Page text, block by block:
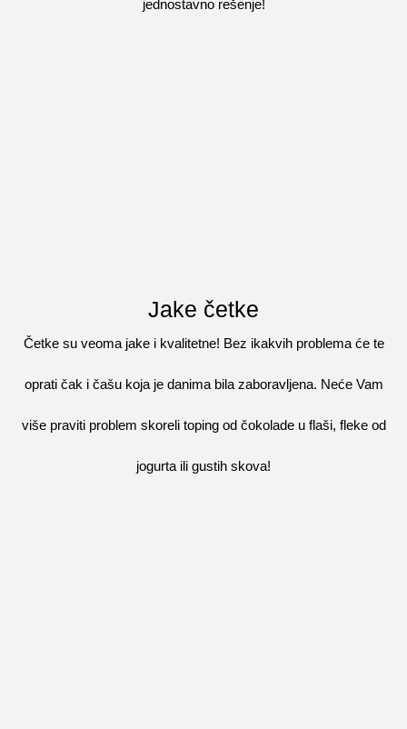
jednostavno rešenje!
Jake četke
Četke su veoma jake i kvalitetne! Bez ikakvih problema će te
oprati čak i čašu koja je danima bila zaboravljena. Neće Vam
više praviti problem skoreli toping od čokolade u flaši, fleke od
jogurta ili gustih skova!